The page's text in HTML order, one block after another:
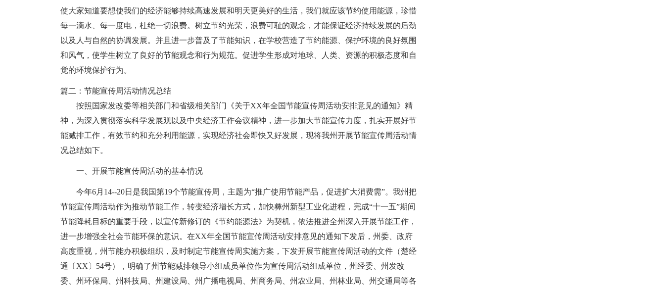
使大家知道要想使我们的经济能够持续高速发展和明天更美好的生活，我们就应该节约使用能源，珍惜
每一滴水、每一度电，杜绝一切浪费。树立节约光荣，浪费可耻的观念，才能保证经济持续发展的后劲
以及人与自然的协调发展。并且进一步普及了节能知识，在学校营造了节约能源、保护环境的良好氛围
和风气，使学生树立了良好的节能观念和行为规范。促进学生形成对地球、人类、资源的积极态度和自
觉的环境保护行为。
篇二：节能宣传周活动情况总结
按照国家发改委等相关部门和省级相关部门《关于XX年全国节能宣传周活动安排意见的通知》精
神，为深入贯彻落实科学发展观以及中央经济工作会议精神，进一步加大节能宣传力度，扎实开展好节
能减排工作，有效节约和充分利用能源，实现经济社会即快又好发展，现将我州开展节能宣传周活动情
况总结如下。
一、开展节能宣传周活动的基本情况
今年6月14--20日是我国第19个节能宣传周，主题为“推广使用节能产品，促进扩大消费需”。我州把
节能宣传周活动作为推动节能工作，转变经济增长方式，加快彝州新型工业化进程，完成“十一五”期间
节能降耗目标的重要手段，以宣传新修订的《节约能源法》为契机，依法推进全州深入开展节能工作，
进一步增强全社会节能环保的意识。在XX年全国节能宣传周活动安排意见的通知下发后，州委、政府
高度重视，州节能办积极组织，及时制定节能宣传周实施方案，下发开展节能宣传周活动的文件（楚经
通〔XX〕54号），明确了州节能减排领导小组成员单位作为宣传周活动组成单位，州经委、州发改
委、州环保局、州科技局、州建设局、州广播电视局、州商务局、州农业局、州林业局、州交通局等各